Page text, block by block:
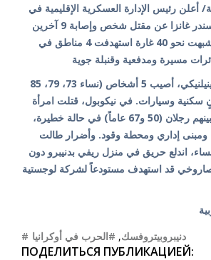
أعلن رئيس الإدارة العسكرية الإقليمية في
دنيبروبيتروفسك أولكسندر غانزا عن مقتل شخص وإصابة 9 آخرين
جراء هجمات روسية شبهت نحو 40 غارة استهدفت 4 مناطق في
وأوضح غانزا: "في سينيلنيكي، أصيب 5 أشخاص (نساء 73، 79، 85
سكنية وسيارات. في نيكوبول، قتلت امرأة
(50 عاماً) وأصيب 4، بينهم رجلان (50 و67 عاماً) في حالة خطيرة،
إداري ومحطة وقود. وأضرار طالت
اندلع حريق في منزل ريفي بدنيبرو دون
قد استهدف مستودعاً لشركة لوجستية
#دنيبروبيتروفسك, #الحرب في أوكرانيا
ПОДЕЛИТЬСЯ ПУБЛИКАЦИЕЙ: